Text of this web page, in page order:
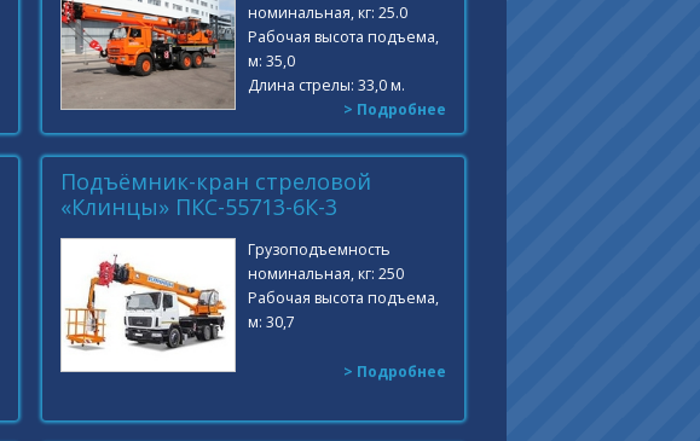
номинальная, кг: 25.0
Рабочая высота подъема,
м: 35,0
Длина стрелы: 33,0 м.
> Подробнее
Подъёмник-кран стреловой
«Клинцы» ПКС-55713-6К-3
Грузоподъемность
номинальная, кг: 250
Рабочая высота подъема,
м: 30,7
> Подробнее